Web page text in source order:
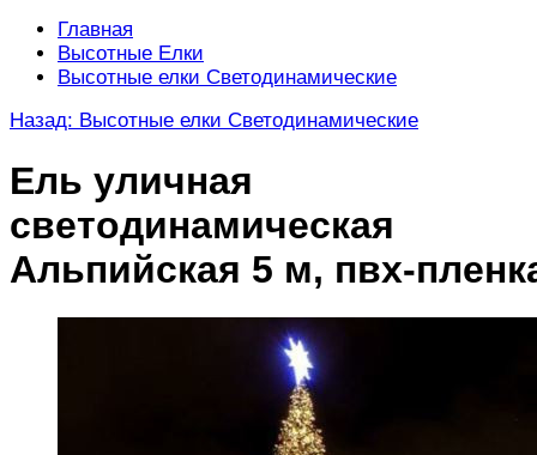
Главная
Высотные Елки
Высотные елки Светодинамические
Назад: Высотные елки Светодинамические
Ель уличная
светодинамическая
Альпийская 5 м, пвх-